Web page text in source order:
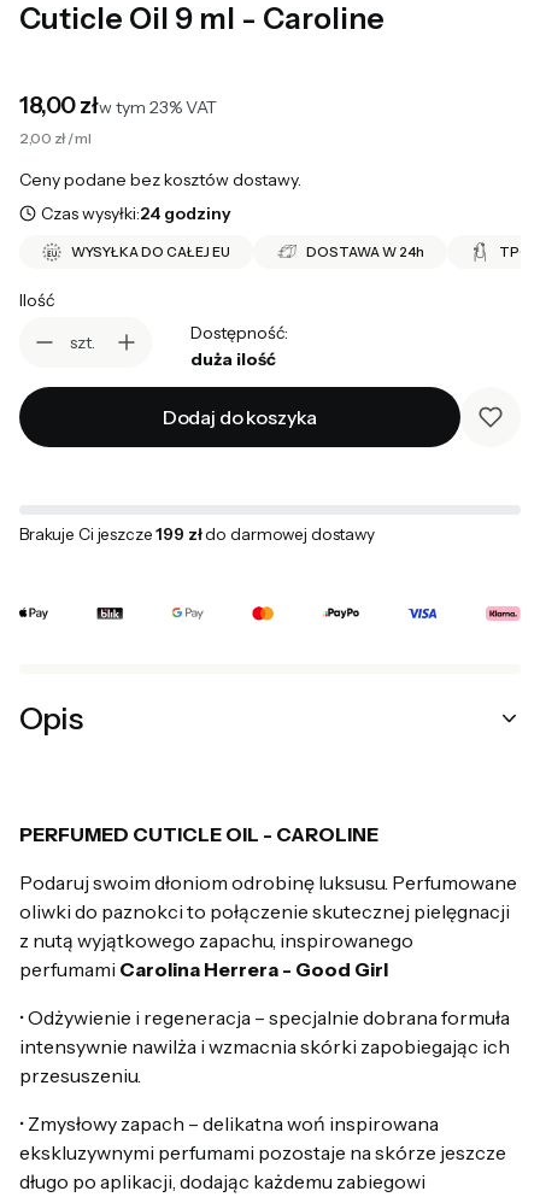
Cuticle Oil 9 ml - Caroline
Cena
18,00 złw tym 23% VAT
w tym 23%VAT
2,00 zł / ml
Ceny podane bez kosztów dostawy.
Czas wysyłki:24 godziny
WYSYŁKA DO CAŁEJ EU DOSTAWA W 24h TPO
Ilość
szt.
Dostępność:
duża ilość
Dodaj do koszyka
Brakuje Ci jeszcze199 złdo darmowej dostawy
Opis
PERFUMED CUTICLE OIL - CAROLINE
Podaruj swoim dłoniom odrobinę luksusu. Perfumowane
oliwki do paznokci to połączenie skutecznej pielęgnacji
z nutą wyjątkowego zapachu, inspirowanego
perfumami Carolina Herrera - Good Girl
• Odżywienie i regeneracja – specjalnie dobrana formuła
intensywnie nawilża i wzmacnia skórki zapobiegając ich
przesuszeniu.
• Zmysłowy zapach – delikatna woń inspirowana
ekskluzywnymi perfumami pozostaje na skórze jeszcze
długo po aplikacji, dodając każdemu zabiegowi